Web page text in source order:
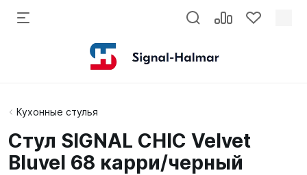
Кухонные стулья
Стул SIGNAL CHIC Velvet
Bluvel 68 карри/черный